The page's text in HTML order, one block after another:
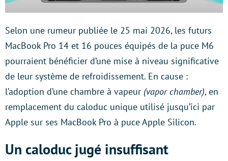
Selon une rumeur publiée le 25 mai 2026, les futurs
MacBook Pro 14 et 16 pouces équipés de la puce M6
pourraient bénéficier d’une mise à niveau significative
de leur système de refroidissement. En cause :
l’adoption d’une chambre à vapeur (vapor chamber), en
remplacement du caloduc unique utilisé jusqu’ici par
Apple sur ses MacBook Pro à puce Apple Silicon.
Un caloduc jugé insuffisant